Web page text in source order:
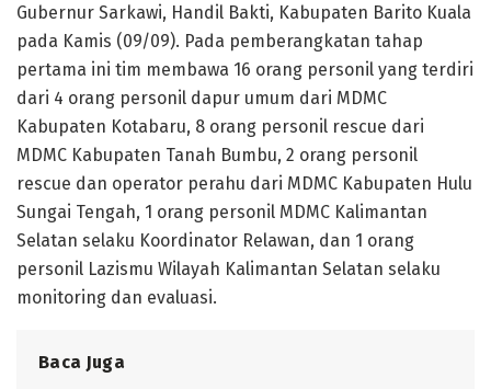
Gubernur Sarkawi, Handil Bakti, Kabupaten Barito Kuala
pada Kamis (09/09). Pada pemberangkatan tahap
pertama ini tim membawa 16 orang personil yang terdiri
dari 4 orang personil dapur umum dari MDMC
Kabupaten Kotabaru, 8 orang personil rescue dari
MDMC Kabupaten Tanah Bumbu, 2 orang personil
rescue dan operator perahu dari MDMC Kabupaten Hulu
Sungai Tengah, 1 orang personil MDMC Kalimantan
Selatan selaku Koordinator Relawan, dan 1 orang
personil Lazismu Wilayah Kalimantan Selatan selaku
monitoring dan evaluasi.
Baca Juga